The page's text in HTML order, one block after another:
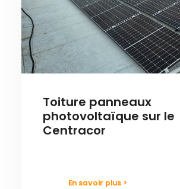
Toiture panneaux
photovoltaïque sur le
Centracor
En savoir plus >